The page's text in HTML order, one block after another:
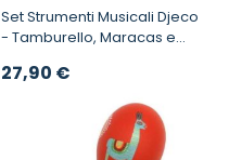
Set Strumenti Musicali Djeco
- Tamburello, Maracas e
27,90 €